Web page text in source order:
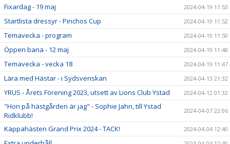
Fixardag - 19 maj 2024-04-19 11:53
Startlista dressyr - Pinchos Cup 2024-04-19 11:52
Temavecka - program 2024-04-19 11:50
Öppen bana - 12 maj 2024-04-19 11:48
Temavecka - vecka 18 2024-04-19 11:47
Lära med Hästar - i Sydsvenskan 2024-04-13 21:32
YRUS - Årets Förening 2023, utsett av Lions Club Ystad 2024-04-12 01:32
"Hon på hästgården är jag" - Sophie Jahn, till Ystad
Ridklubb!
2024-04-07 22:06
Käppahästen Grand Prix 2024 - TACK! 2024-04-04 12:40